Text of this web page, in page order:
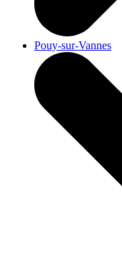
Pouy-sur-Vannes